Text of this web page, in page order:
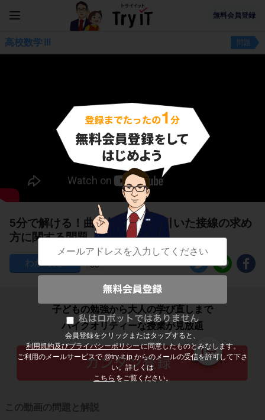
無料会員登録
会員登録をクリックまたはタップすると、
利用規約及びプライバシーポリシーに同意したものとみなします。
ご利用のメールサービスで @try-it.jp からのメールの受信を許可して下さ
い。詳しくは
こちら をご覧ください。
高校数学Ⅲ 問題
5分で解ける！曲線外の点から引いた接線の求め
方に関する問題
85
子どもの勉強から大人の学び直しまで
ハイクオリティーな授業が見放題
この動画の問題と解説